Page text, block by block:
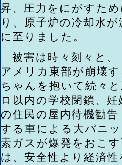
昇、圧力をにがすた
り、原子炉の冷却水
に至りました。
被害は時々刻々と、
アメリカ東部が崩壊
ちゃんを抱いて続々
ロ以内の学校閉鎖、
の住民の屋内待機勧
する車による大パニ
素ガスが爆発をおこ
は、安全性より経済